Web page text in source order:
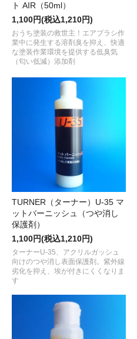
ト AIR（50ml）
1,100円(税込1,210円)
おうち塗装の救世主！エアブラシ作
業中に発生する溶剤臭を抑え、快適
な塗装作業環境を提供する低臭気
（匂い低減）添加剤
TURNER（ターナー）U-35 マ
ットバーニッシュ（つや消し
保護剤）
1,100円(税込1,210円)
ターナーU-35、アクリルガッシュ
向けのつや消し表面保護剤。紫外線
劣化を抑え、埃が付きにくくなりま
す